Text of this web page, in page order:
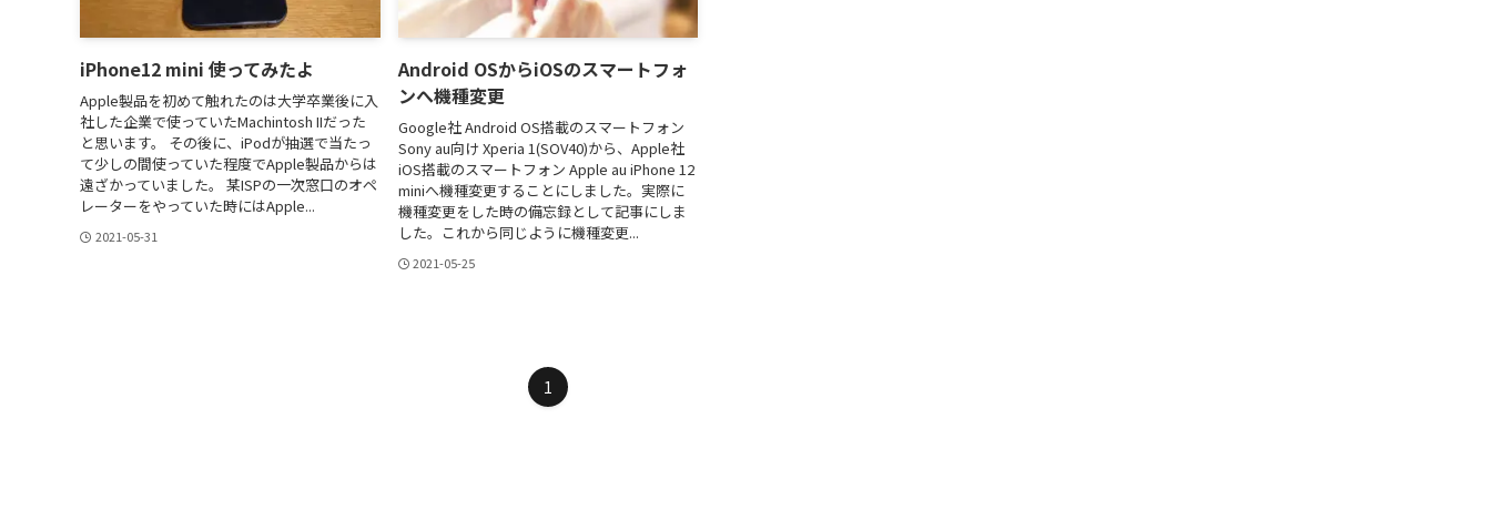
iPhone12 mini 使ってみたよ
Apple製品を初めて触れたのは大学卒業後に入
社した企業で使っていたMachintosh IIだった
と思います。 その後に、iPodが抽選で当たっ
て少しの間使っていた程度でApple製品からは
遠ざかっていました。 某ISPの一次窓口のオペ
レーターをやっていた時にはApple...
2021-05-31
Android OSからiOSのスマートフォ
ンへ機種変更
Google社 Android OS搭載のスマートフォン
Sony au向け Xperia 1(SOV40)から、Apple社
iOS搭載のスマートフォン Apple au iPhone 12
miniへ機種変更することにしました。実際に
機種変更をした時の備忘録として記事にしま
した。これから同じように機種変更...
2021-05-25
1